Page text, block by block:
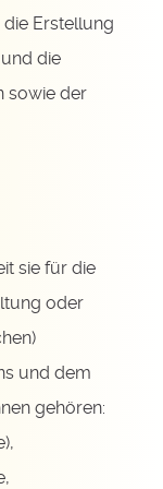
Erstellung
die
sowie der
sie für die
oder
und dem
gehören: